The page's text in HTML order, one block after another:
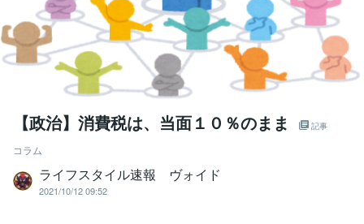
【政治】消費税は、当面１０％のまま 記事
コラム
ライフスタイル速報 ヴォイド
2021/10/12 09:52